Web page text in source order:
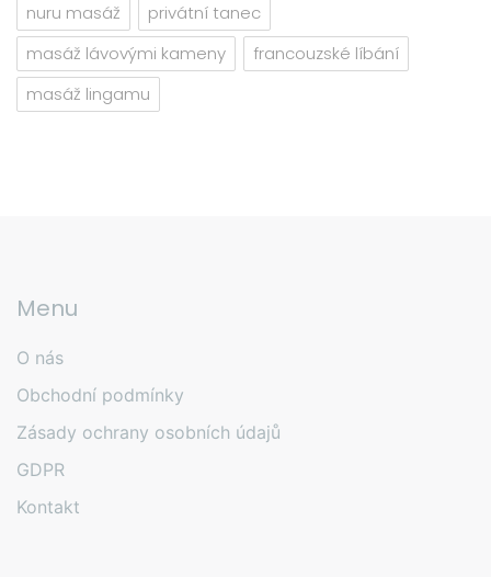
nuru masáž
privátní tanec
masáž lávovými kameny
francouzské líbání
masáž lingamu
Menu
O nás
Obchodní podmínky
Zásady ochrany osobních údajů
GDPR
Kontakt